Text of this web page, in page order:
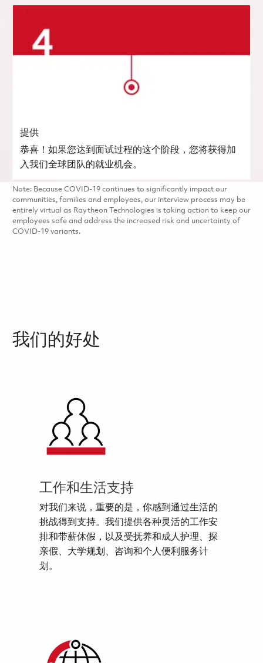
提供
恭喜！如果您达到面试过程的这个阶段，您将获得加
入我们全球团队的就业机会。
Note: Because COVID-19 continues to significantly impact our
communities, families and employees, our interview process may be
entirely virtual as Raytheon Technologies is taking action to keep our
employees safe and address the increased risk and uncertainty of
COVID-19 variants.
我们的好处
工作和生活支持
对我们来说，重要的是，你感到通过生活的
挑战得到支持。我们提供各种灵活的工作安
排和带薪休假，以及受抚养和成人护理、探
亲假、大学规划、咨询和个人便利服务计
划。